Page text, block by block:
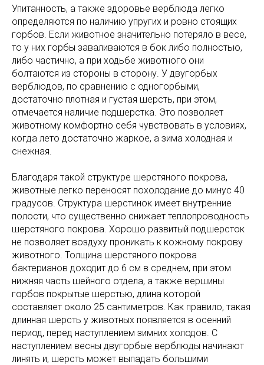
Упитанность, а также здоровье верблюда легко
определяются по наличию упругих и ровно стоящих
горбов. Если животное значительно потеряло в весе,
то у них горбы заваливаются в бок либо полностью,
либо частично, а при ходьбе животного они
болтаются из стороны в сторону. У двугорбых
верблюдов, по сравнению с одногорбыми,
достаточно плотная и густая шерсть, при этом,
отмечается наличие подшерстка. Это позволяет
животному комфортно себя чувствовать в условиях,
когда лето достаточно жаркое, а зима холодная и
снежная.
Благодаря такой структуре шерстяного покрова,
животные легко переносят похолодание до минус 40
градусов. Структура шерстинок имеет внутренние
полости, что существенно снижает теплопроводность
шерстяного покрова. Хорошо развитый подшерсток
не позволяет воздуху проникать к кожному покрову
животного. Толщина шерстяного покрова
бактерианов доходит до 6 см в среднем, при этом
нижняя часть шейного отдела, а также вершины
горбов покрытые шерстью, длина которой
составляет около 25 сантиметров. Как правило, такая
длинная шерсть у животных появляется в осенний
период, перед наступлением зимних холодов. С
наступлением весны двугорбые верблюды начинают
линять и, шерсть может выпадать большими